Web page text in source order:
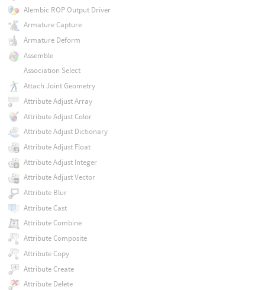
Alembic ROP Output Driver
Armature Capture
Armature Deform
Assemble
Association Select
Attach Joint Geometry
Attribute Adjust Array
Attribute Adjust Color
Attribute Adjust Dictionary
Attribute Adjust Float
Attribute Adjust Integer
Attribute Adjust Vector
Attribute Blur
Attribute Cast
Attribute Combine
Attribute Composite
Attribute Copy
Attribute Create
Attribute Delete